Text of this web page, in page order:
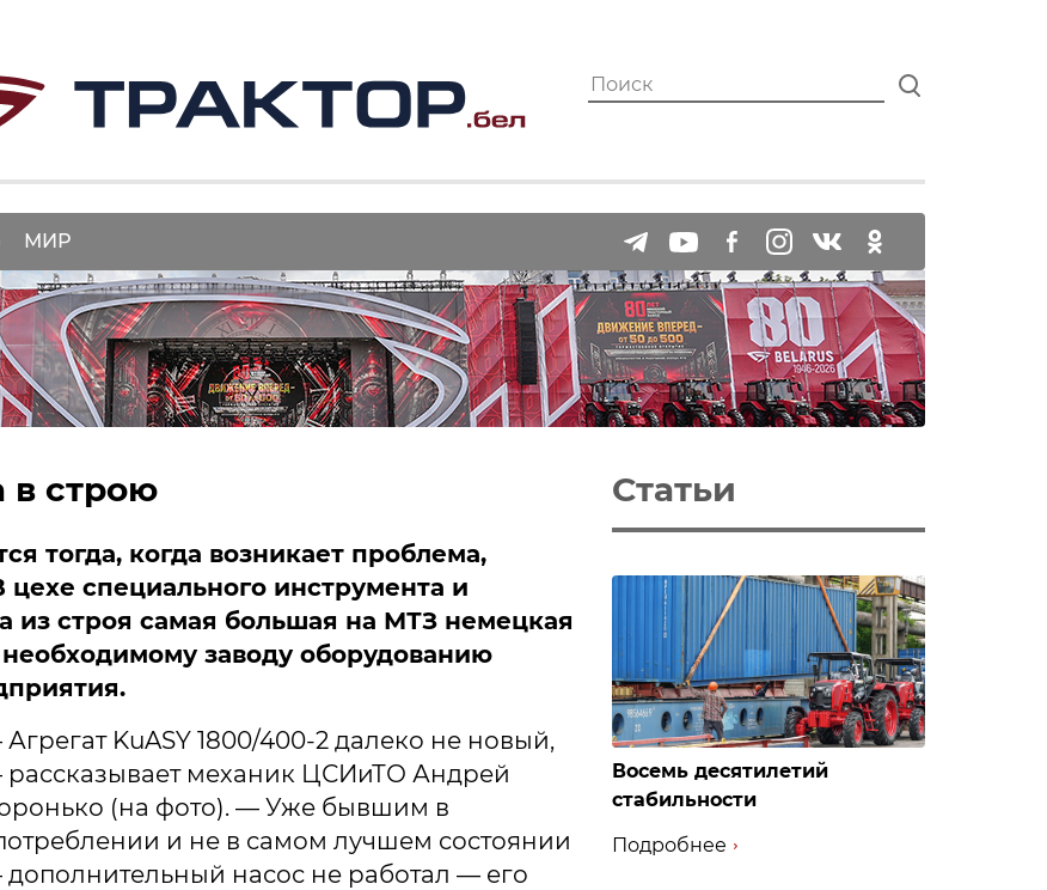
МИР
в строю
тогда, когда возникает проблема,
специального инструмента и
из строя самая большая на МТЗ немецкая
заводу оборудованию
KuASY 1800/400-2 далеко не новый,
механик ЦСИиТО Андрей
(на фото). — Уже бывшим в
и не в самом лучшем состоянии
насос не работал — его
Статьи
Восемь десятилетий
стабильности
Подробнее